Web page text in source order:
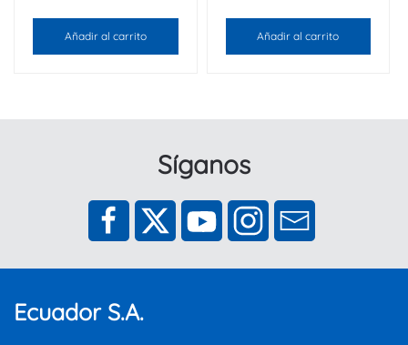
Añadir al carrito Añadir al carrito
Síganos
Ecuador S.A.